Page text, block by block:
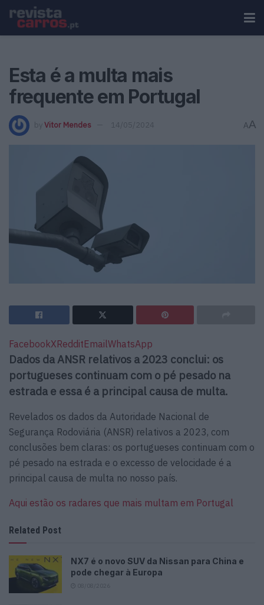
Esta é a multa mais
frequente em Portugal
by Vitor Mendes 14/05/2024 AA
FacebookXRedditEmailWhatsApp
Dados da ANSR relativos a 2023 conclui: os
portugueses continuam com o pé pesado na
estrada e essa é a principal causa de multa.
Revelados os dados da Autoridade Nacional de
Segurança Rodoviária (ANSR) relativos a 2023, com
conclusões bem claras: os portugueses continuam com o
pé pesado na estrada e o excesso de velocidade é a
principal causa de multa no nosso país.
Aqui estão os radares que mais multam em Portugal
Related Post
NX7 é o novo SUV da Nissan para China e
pode chegar à Europa